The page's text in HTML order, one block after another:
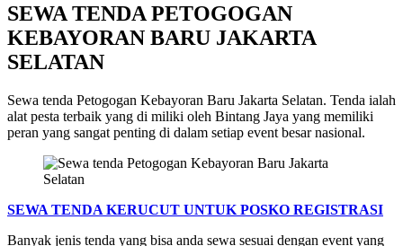
SEWA TENDA PETOGOGAN
KEBAYORAN BARU JAKARTA
SELATAN
Sewa tenda Petogogan Kebayoran Baru Jakarta Selatan. Tenda ialah
alat pesta terbaik yang di miliki oleh Bintang Jaya yang memiliki
peran yang sangat penting di dalam setiap event besar nasional.
SEWA TENDA KERUCUT UNTUK POSKO REGISTRASI
Banyak jenis tenda yang bisa anda sewa sesuai dengan event yang